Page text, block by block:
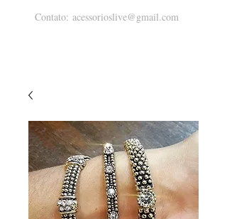
Contato: acessorioslive@gmail.com